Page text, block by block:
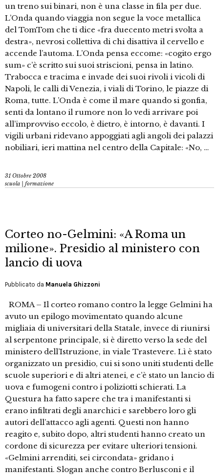
un treno sui binari, non è una classe in fila per due.
L’Onda quando viaggia non segue la voce metallica
del TomTom che ti dice «fra duecento metri svolta a
destra», nevrosi collettiva di chi disattiva il cervello e
accende l’automa. L’Onda pensa eccome: «cogito ergo
sum» c’è scritto sui suoi striscioni, pensa in latino.
Trabocca e tracima e invade dei suoi rivoli i vicoli di
Napoli, le calli di Venezia, i viali di Torino, le piazze di
Roma, tutte. L’Onda è come il mare quando si gonfia,
senti da lontano il rumore non lo vedi arrivare poi
all’improvviso eccolo, è dietro, è intorno, è davanti. I
vigili urbani ridevano appoggiati agli angoli dei palazzi
nobiliari, ieri mattina nel centro della Capitale: «No, …
31 Ottobre 2008
scuola | formazione
Corteo no-Gelmini: «A Roma un
milione». Presidio al ministero con
lancio di uova
Pubblicato da Manuela Ghizzoni
ROMA – Il corteo romano contro la legge Gelmini ha
avuto un epilogo movimentato quando alcune
migliaia di universitari della Statale, invece di riunirsi
al serpentone principale, si è diretto verso la sede del
ministero dell’Istruzione, in viale Trastevere. Lì è stato
organizzato un presidio, cui si sono uniti studenti delle
scuole superiori e di altri atenei, e c’è stato un lancio di
uova e fumogeni contro i poliziotti schierati. La
Questura ha fatto sapere che tra i manifestanti si
erano infiltrati degli anarchici e sarebbero loro gli
autori dell’attacco agli agenti. Questi non hanno
reagito e, subito dopo, altri studenti hanno creato un
cordone di sicurezza per evitare ulteriori tensioni.
«Gelmini arrenditi, sei circondata» gridano i
manifestanti. Slogan anche contro Berlusconi e il